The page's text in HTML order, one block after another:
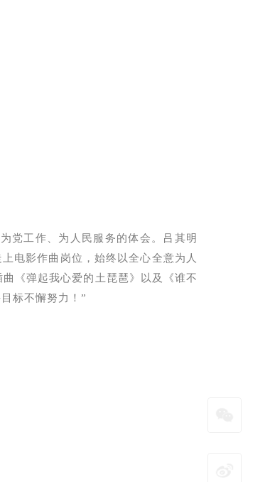
党工作、为人民服务的体会。
吕其明
电影作曲岗位，始终以全心全意为人
《弹起我心爱的土琵琶》以及《谁不
标不懈努力！”